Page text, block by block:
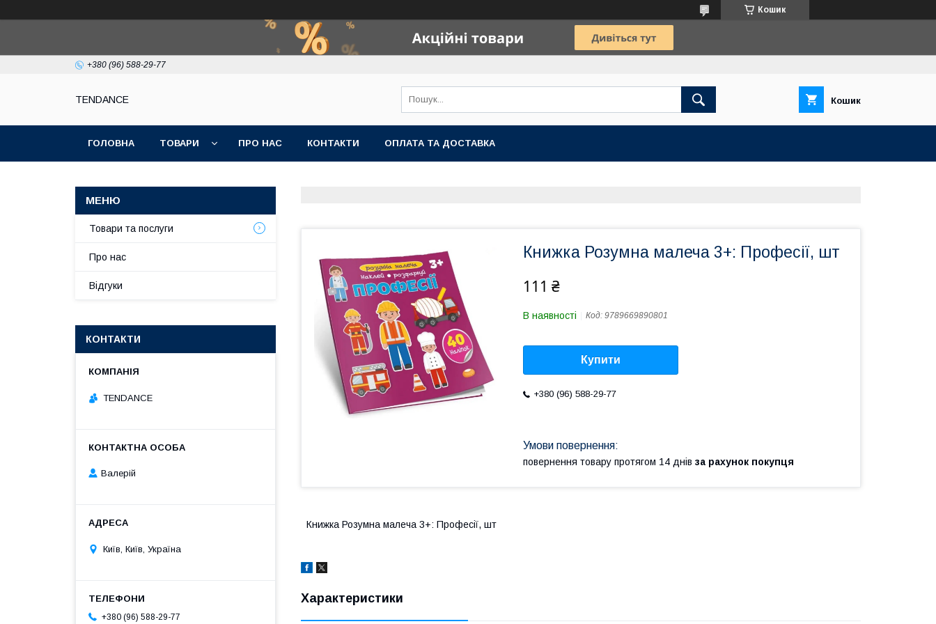
Кошик
+380 (96) 588-29-77
TENDANCE Кошик
ГОЛОВНА ТОВАРИ ПРО НАС КОНТАКТИ ОПЛАТА ТА ДОСТАВКА
Книжка Розумна малеча 3+: Професії, шт
111 ₴
В наявності Код: 9789669890801
Купити
+380 (96) 588-29-77
повернення товару протягом 14 днів за рахунок покупця
Книжка Розумна малеча 3+: Професії, шт
Характеристики
Товари та послуги
Про нас
Відгуки
КОНТАКТИ
TENDANCE
Валерій
Київ, Київ, Україна
+380 (96) 588-29-77